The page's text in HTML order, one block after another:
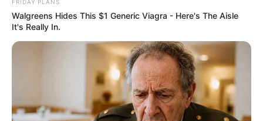
FRIDAY PLANS
Walgreens Hides This $1 Generic Viagra - Here's The Aisle
It's Really In.